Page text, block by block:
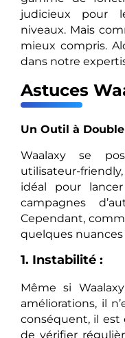
judicieux pour
niveaux. Mais
mieux compris.
dans notre
Astuces
Un Outil à
Waalaxy se
utilisateur-
idéal pour
campagnes
Cependant,
quelques
1. Instabilité :
Même si
améliorations, il
conséquent, il est
de vérifier